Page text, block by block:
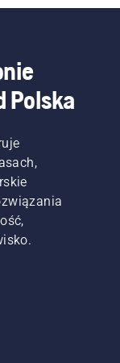
Polska